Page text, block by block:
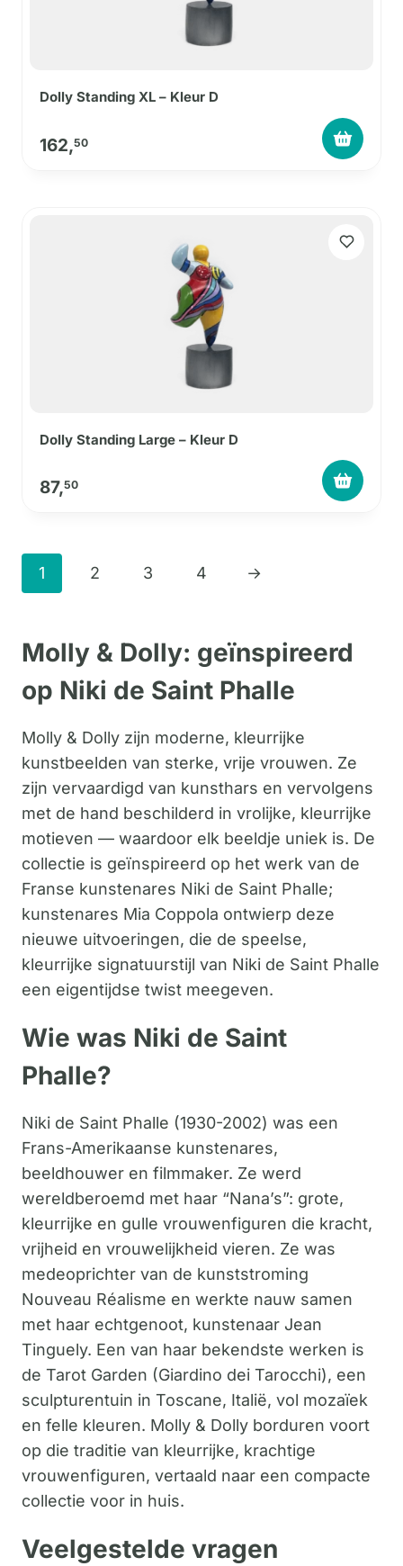
Dolly Standing XL – Kleur D
162,50
Dolly Standing Large – Kleur D
87,50
1 2 3 4 →
Molly & Dolly: geïnspireerd
op Niki de Saint Phalle
Molly & Dolly zijn moderne, kleurrijke
kunstbeelden van sterke, vrije vrouwen. Ze
zijn vervaardigd van kunsthars en vervolgens
met de hand beschilderd in vrolijke, kleurrijke
motieven — waardoor elk beeldje uniek is. De
collectie is geïnspireerd op het werk van de
Franse kunstenares Niki de Saint Phalle;
kunstenares Mia Coppola ontwierp deze
nieuwe uitvoeringen, die de speelse,
kleurrijke signatuurstijl van Niki de Saint Phalle
een eigentijdse twist meegeven.
Wie was Niki de Saint
Phalle?
Niki de Saint Phalle (1930-2002) was een
Frans-Amerikaanse kunstenares,
beeldhouwer en filmmaker. Ze werd
wereldberoemd met haar “Nana’s”: grote,
kleurrijke en gulle vrouwenfiguren die kracht,
vrijheid en vrouwelijkheid vieren. Ze was
medeoprichter van de kunststroming
Nouveau Réalisme en werkte nauw samen
met haar echtgenoot, kunstenaar Jean
Tinguely. Een van haar bekendste werken is
de Tarot Garden (Giardino dei Tarocchi), een
sculpturentuin in Toscane, Italië, vol mozaïek
en felle kleuren. Molly & Dolly borduren voort
op die traditie van kleurrijke, krachtige
vrouwenfiguren, vertaald naar een compacte
collectie voor in huis.
Veelgestelde vragen